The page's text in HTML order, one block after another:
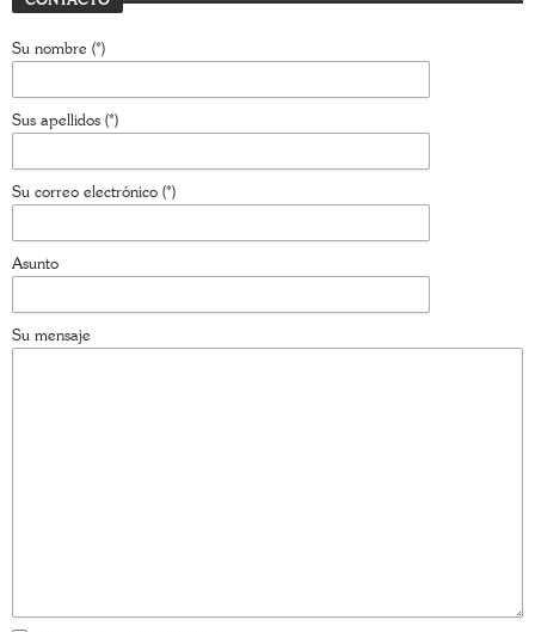
Su nombre (*)
Sus apellidos (*)
Su correo electrónico (*)
Asunto
Su mensaje